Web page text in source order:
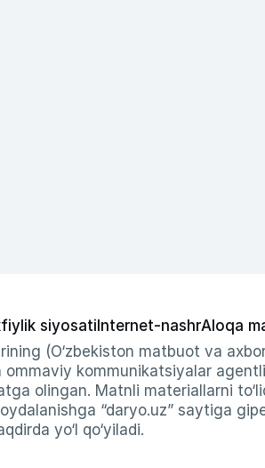
siyosati Internet-nashrAloqa
(O‘zbekiston matbuot va
ommaviy kommunikatsiyalar
olingan. Matnli materiallarni
“daryo.uz” saytiga
yo‘l qo‘yiladi.